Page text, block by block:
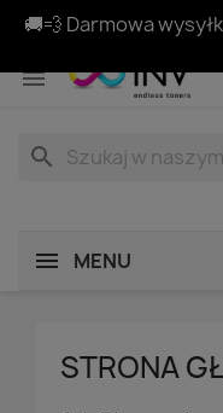
🚚💨 Darmowa

search
MENU
STRONA